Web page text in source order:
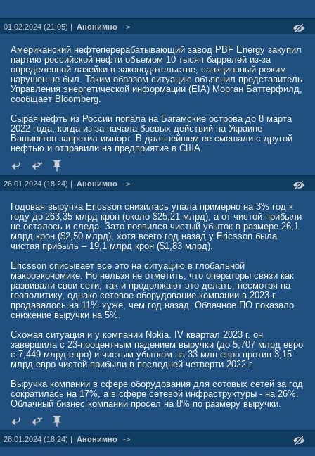
01.02.2024 (21:05) | Анонимно ->
Американский нефтеперерабатывающий завод PBF Energy закупил
партию российской нефти объемом 10 тысяч баррелей из-за
определенной лазейки в законодательстве, санкционный режим
нарушен не был. Таким образом ситуацию объяснил представитель
Управления энергетической информации (EIA) Морган Баттерфилд,
сообщает Bloomberg.
Сырая нефть из России попала на Багамские острова до 8 марта
2022 года, когда из-за начала боевых действий на Украине
Вашингтон запретил импорт. В дальнейшем ее смешали с другой
нефтью и отправили на предприятие в США.
26.01.2024 (18:24) | Анонимно ->
Годовая выручка Ericsson снизилась упала примерно на 3% год к
году до 263,35 млрд крон (около $25,21 млрд), а от чистой прибыли
не осталось и следа. Зато появился чистый убыток в размере 26,1
млрд крон ($2,50 млрд), хотя всего год назад у Ericsson была
чистая прибыль – 19,1 млрд крон ($1,83 млрд).
Ericsson списывает все это на ситуацию в глобальной
макроэкономике. Но нельзя не отметить, что операторы связи как
развивали свои сети, так и продолжают это делать, несмотря на
геополитику, однако сетевое оборудование компании в 2023 г.
продавалось на 11% хуже, чем год назад. Облачное ПО показало
снижение выручки на 5%.
Схожая ситуация и у компании Nokia. IV квартал 2023 г. он
завершила с 23-процентным падением выручки (до 5,707 млрд евро
с 7,449 млрд евро) и чистым убытком на 33 млн евро против 3,15
млрд евро чистой прибыли в последней четверти 2022 г.
Выручка компании в сфере оборудования для сотовых сетей за год
сократилась на 17%, а в сфере сетевой инфраструктуры - на 26%.
Облачный бизнес компании просел на 8% по размеру выручки.
26.01.2024 (18:24) | Анонимно ->